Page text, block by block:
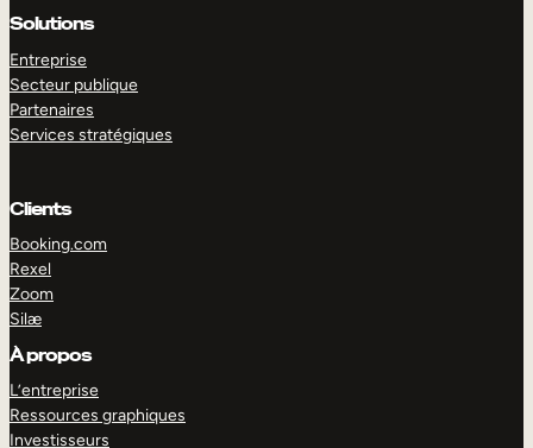
Solutions
Entreprise
Secteur publique
Partenaires
Services stratégiques
Clients
Booking.com
Rexel
Zoom
Silæ
À propos
L’entreprise
Ressources graphiques
Investisseurs